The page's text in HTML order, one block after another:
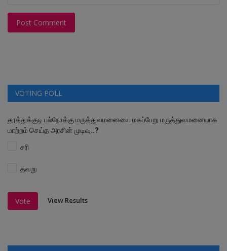
Post Comment
VOTING POLL
தூத்துக்குடி பல்நோக்கு மருத்துவமனையை மகப்பேறு மருத்துவமனையாக
மாற்றம் செய்த அரசின் முடிவு..?
சரி
தவறு
Vote View Results